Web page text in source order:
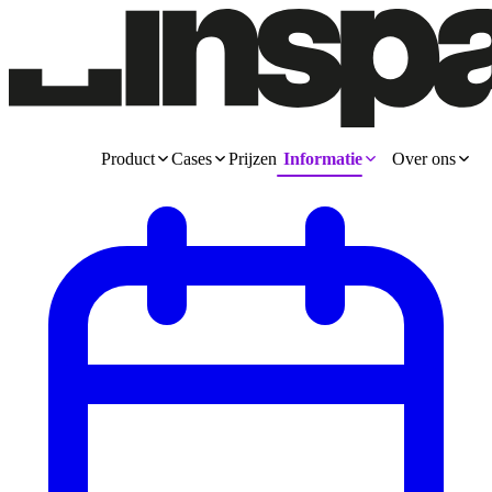
Product Cases Prijzen Informatie Over ons